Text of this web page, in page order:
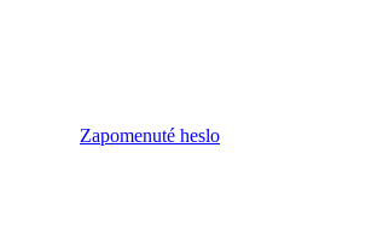
Zapomenuté heslo